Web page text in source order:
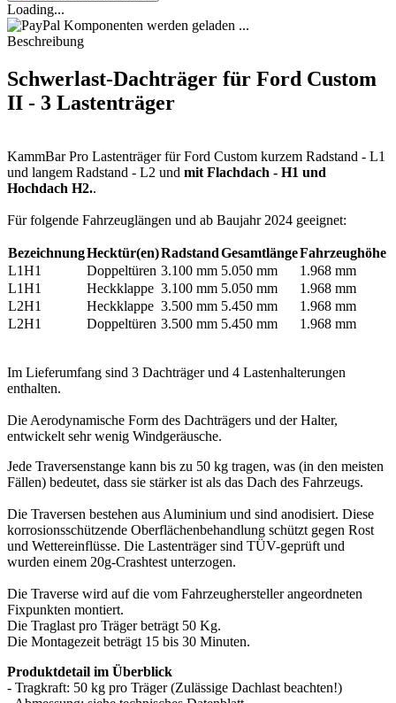
Loading...
Komponenten werden geladen ...
Beschreibung
Schwerlast-Dachträger für Ford Custom
II - 3 Lastenträger
KammBar Pro Lastenträger für Ford Custom kurzem Radstand - L1
und langem Radstand - L2 und mit Flachdach - H1 und
Hochdach H2..
Für folgende Fahrzeuglängen und ab Baujahr 2024 geeignet:
BezeichnungHecktür(en)RadstandGesamtlängeFahrzeughöhe
L1H1
Doppeltüren 3.100 mm 5.050 mm
1.968 mm
L1H1
Heckklappe 3.100 mm 5.050 mm
1.968 mm
L2H1
Heckklappe 3.500 mm 5.450 mm
1.968 mm
L2H1
Doppeltüren 3.500 mm 5.450 mm 1.968 mm
Im Lieferumfang sind 3 Dachträger und 4 Lastenhalterungen
enthalten.
Die Aerodynamische Form des Dachträgers und der Halter,
entwickelt sehr wenig Windgeräusche.
Jede Traversenstange kann bis zu 50 kg tragen, was (in den meisten
Fällen) bedeutet, dass sie stärker ist als das Dach des Fahrzeugs.
Die Traversen bestehen aus Aluminium und sind anodisiert. Diese
korrosionsschützende Oberflächenbehandlung schützt gegen Rost
und Wettereinflüsse. Die Lastenträger sind TÜV-geprüft und
wurden einem 20g-Crashtest unterzogen.
Die Traverse wird auf die vom Fahrzeughersteller angeordneten
Fixpunkten montiert.
Die Traglast pro Träger beträgt 50 Kg.
Die Montagezeit beträgt 15 bis 30 Minuten.
Produktdetail im Überblick
- Tragkraft: 50 kg pro Träger (Zulässige Dachlast beachten!)